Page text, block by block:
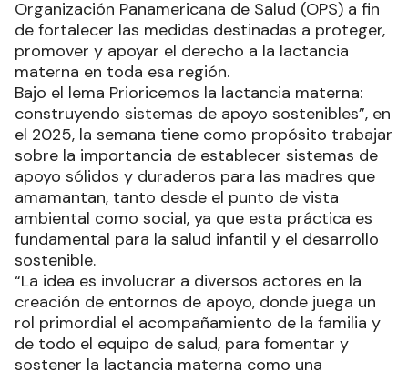
Organización Panamericana de Salud (OPS) a fin
de fortalecer las medidas destinadas a proteger,
promover y apoyar el derecho a la lactancia
materna en toda esa región.
Bajo el lema Prioricemos la lactancia materna:
construyendo sistemas de apoyo sostenibles”, en
el 2025, la semana tiene como propósito trabajar
sobre la importancia de establecer sistemas de
apoyo sólidos y duraderos para las madres que
amamantan, tanto desde el punto de vista
ambiental como social, ya que esta práctica es
fundamental para la salud infantil y el desarrollo
sostenible.
“La idea es involucrar a diversos actores en la
creación de entornos de apoyo, donde juega un
rol primordial el acompañamiento de la familia y
de todo el equipo de salud, para fomentar y
sostener la lactancia materna como una